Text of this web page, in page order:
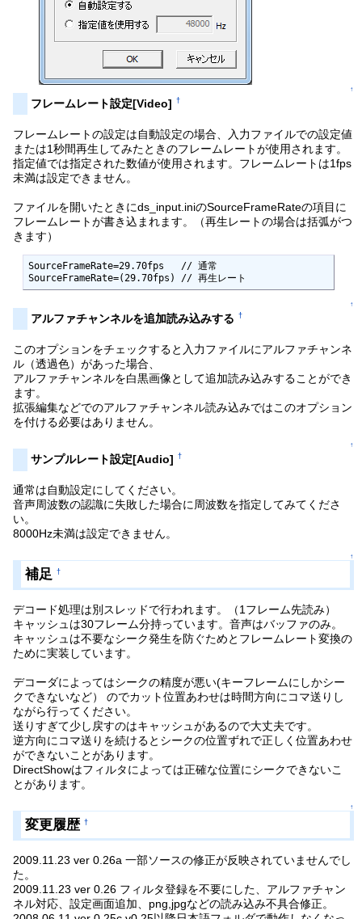
↑
フレームレート設定[Video] †
フレームレートの設定は自動設定の場合、入力ファイルでの設定値
または1秒間再生してみたときのフレームレートが使用されます。
指定値では指定された数値が使用されます。フレームレートは1fps
未満は設定できません。
ファイルを開いたときにds_input.iniのSourceFrameRateの項目に
フレームレートが書き込まれます。（再生レートの場合は括弧がつ
きます）
SourceFrameRate=29.70fps   // 通常
SourceFrameRate=(29.70fps) // 再生レート
↑
アルファチャンネルを追加読み込みする †
このオプションをチェックすると入力ファイルにアルファチャンネ
ル（透過色）があった場合、
アルファチャンネルを白黒画像として追加読み込みすることができ
ます。
拡張編集などでのアルファチャンネル読み込みではこのオプション
を付ける必要はありません。
↑
サンプルレート設定[Audio] †
通常は自動設定にしてください。
音声周波数の認識に失敗した場合に周波数を指定してみてくださ
い。
8000Hz未満は設定できません。
↑
補足 †
デコード処理は別スレッドで行われます。（1フレーム先読み）
キャッシュは30フレーム分持っています。音声はバッファのみ。
キャッシュは不要なシーク発生を防ぐためとフレームレート変換の
ために実装しています。
デコーダによってはシークの精度が悪い(キーフレームにしかシー
クできないなど） のでカット位置あわせは時間方向にコマ送りし
ながら行ってください。
送りすぎて少し戻すのはキャッシュがあるので大丈夫です。
逆方向にコマ送りを続けるとシークの位置ずれで正しく位置あわせ
ができないことがあります。
DirectShowはフィルタによっては正確な位置にシークできないこ
とがあります。
↑
変更履歴 †
2009.11.23 ver 0.26a 一部ソースの修正が反映されていませんでし
た。
2009.11.23 ver 0.26 フィルタ登録を不要にした、アルファチャン
ネル対応、設定画面追加、png,jpgなどの読み込み不具合修正。